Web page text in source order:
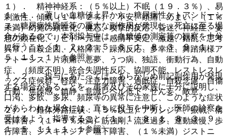
１．１． 著しい血糖値上昇から、糖尿病性ケトアシドーシ
ス、糖尿病性昏睡等の重大な副作用が発現し、死亡に至る場
合があるので、本剤投与中は、血糖値の測定等の観察を十分
に行うこと〔１．２、２．５、８．１、８．３、９．１．
５、１１．１．１参照〕。
１．２． 投与にあたっては、あらかじめ前記副作用が発現
する場合があることを、患者及びその家族に十分に説明し、
口渇、多飲、多尿、頻尿等の異常に注意し、このような症状
があらわれた場合には、直ちに投与を中断し、医師の診察を
受けるよう、指導すること〔１．１、８．１、８．３、９．
１．５、１１．１．１参照〕。
１）． 精神神経系：（５％以上）不眠（１９．３％）、易
刺激性、傾眠（１４．２％）、不安、頭痛、めまい、（１％
未満）幻覚の顕在化、健忘、攻撃的反応、昏迷、神経症、妄
想の顕在化、リビドー亢進、感情不安定、激越、錯乱、思考
異常、自殺企図、人格障害、躁病反応、多幸症、舞踏病様ア
テトーシス、片頭痛、悪夢、うつ病、独語、衝動行為、自動
症、（頻度不明）統合失調性反応、協調不能、レストレスレ
ッグス症候群、軽躁、注意力障害、過眠症、自殺念慮、自傷
行動、焦躁感、鎮静、意識レベル低下、せん妄、敵意。
２）． 錐体外路症状：（５％以上）アカシジア、振戦、構
音障害、（１〜５％未満）筋強剛、流涎過多、運動緩慢、歩
行障害、ジスキネジア、嚥下障害、（１％未満）ジストニ